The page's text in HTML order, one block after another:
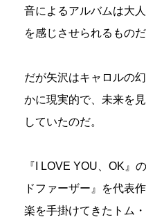
音によるアルバムは大
を感じさせられるものだ
だが矢沢はキャロルの
かに現実的で、未来を
していたのだ。
『I LOVE YOU、OK』
ドファーザー』を代表
楽を手掛けてきたトム